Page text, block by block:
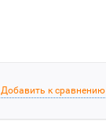
Добавить к сравнению